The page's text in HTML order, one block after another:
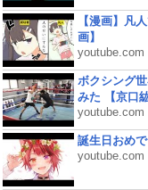
【漫画】凡
画】
youtube.com
ボクシング
みた 【京口
youtube.com
誕生日おめ
youtube.com